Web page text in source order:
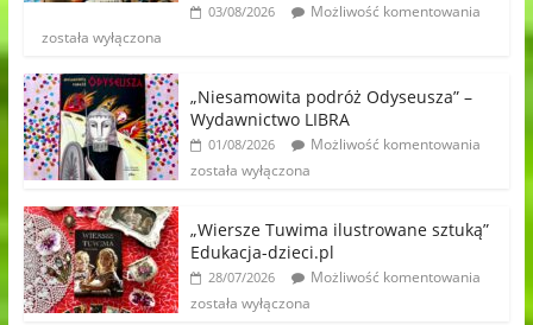
03/08/2026
Możliwość komentowania
została wyłączona
„Niesamowita podróż Odyseusza” –
Wydawnictwo LIBRA
01/08/2026
Możliwość komentowania
została wyłączona
„Wiersze Tuwima ilustrowane sztuką”
Edukacja-dzieci.pl
28/07/2026
Możliwość komentowania
została wyłączona